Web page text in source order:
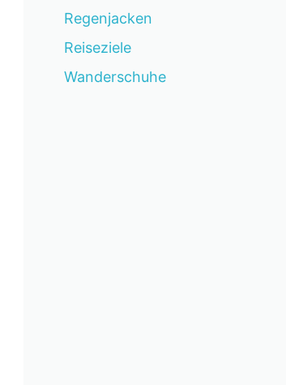
Regenjacken
Reiseziele
Wanderschuhe